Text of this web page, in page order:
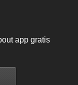
app gratis